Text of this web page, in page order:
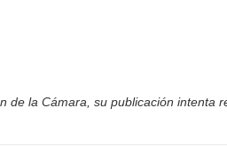
de la Cámara, su publicación intenta